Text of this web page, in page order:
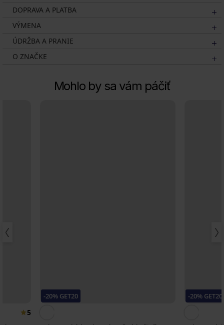
DOPRAVA A PLATBA
VÝMENA
ÚDRŽBA A PRANIE
O ZNAČKE
Mohlo by sa vám páčiť
5
-20% GET20 -20% GET20